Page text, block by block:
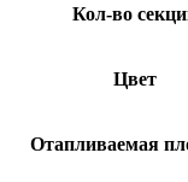
Кол-во
Цвет
Отапливаемая